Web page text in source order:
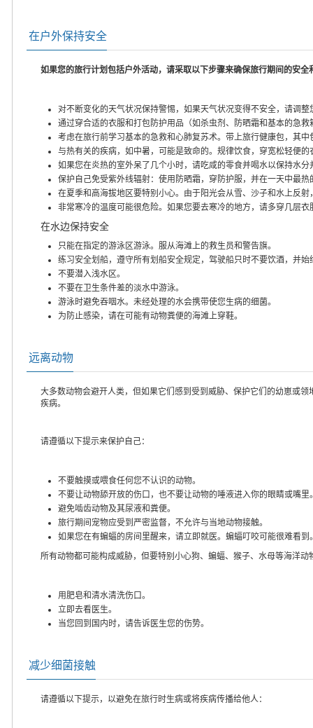
在户外保持安全
如果您的旅行计划包括户外活动，请采取以下步骤来确保旅行期间的安全
对不断变化的天气状况保持警惕，如果天气状况变得不安全，请调整
通过穿合适的衣服和打包防护用品（如杀虫剂、防晒霜和基本的急救
考虑在旅行前学习基本的急救和心肺复苏术。带上旅行健康包，其
与热有关的疾病，如中暑，可能是致命的。规律饮食，穿宽松轻便
如果您在炎热的室外呆了几个小时，请吃咸的零食并喝水以保持水
保护自己免受紫外线辐射：使用防晒霜，穿防护服，并在一天中最热
在夏季和高海拔地区要特别小心。由于阳光会从雪、沙子和水上反
非常寒冷的温度可能很危险。如果您要去寒冷的地方，请多穿几层
在水边保持安全
只能在指定的游泳区游泳。服从海滩上的救生员和警告旗。
练习安全划船，遵守所有划船安全规定，驾驶船只时不要饮酒，并始
不要潜入浅水区。
不要在卫生条件差的淡水中游泳。
游泳时避免吞咽水。未经处理的水会携带使您生病的细菌。
为防止感染，请在可能有动物粪便的海滩上穿鞋。
远离动物
大多数动物会避开人类，但如果它们感到受到威胁、保护它们的幼崽或
疾病。
请遵循以下提示来保护自己：
不要触摸或喂食任何您不认识的动物。
不要让动物舔开放的伤口，也不要让动物的唾液进入你的眼睛或嘴里
避免啮齿动物及其尿液和粪便。
旅行期间宠物应受到严密监督，不允许与当地动物接触。
如果您在有蝙蝠的房间里醒来，请立即就医。蝙蝠叮咬可能很难看到
所有动物都可能构成威胁，但要特别小心狗、蝙蝠、猴子、水母等海洋
用肥皂和清水清洗伤口。
立即去看医生。
当您回到国内时，请告诉医生您的伤势。
减少细菌接触
请遵循以下提示，以避免在旅行时生病或将疾病传播给他人：